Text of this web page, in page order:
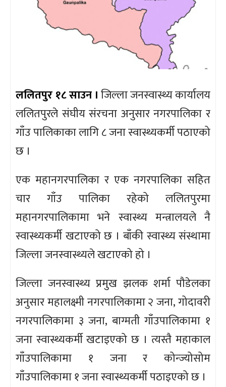
ललितपुर १८ साउन ।जिल्ला जनस्वास्थ्य कार्यालय
ललितपुरले संघीय संरचना अनुसार नगरपालिका र
गाँउ पालिकाका लागि ८ जना स्वास्थ्यकर्मी पठाएको
छ ।
एक महानगरपालिका र एक नगरपालिका सहित
चार गाँउ पालिका रहेको ललितपुरमा
महानगरपालिकामा भने स्वास्थ्य मन्त्रालयले नै
स्वास्थ्यकर्मी खटाएको छ । बाँकी स्वास्थ्य संस्थामा
जिल्ला जनस्वास्थ्यले खटाएको हो ।
जिल्ला जनस्वास्थ्य प्रमुख झलक शर्मा पौडेलका
अनुसार महालक्ष्मी नगरपालिकामा २ जना, गोदावरी
नगरपालिकामा ३ जना, बाग्मती गाँउपालिकामा १
जना स्वास्थ्यकर्मी खटाइएको छ । त्यस्तै महाकाल
गाँउपालिकामा १ जना र कोन्ज्योसोम
गाँउपालिकामा १ जना स्वास्थ्यकर्मी पठाइएको छ ।